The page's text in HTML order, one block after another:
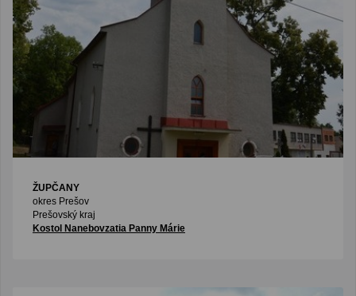
ŽUPČANY
okres Prešov
Prešovský kraj
Kostol Nanebovzatia Panny Márie